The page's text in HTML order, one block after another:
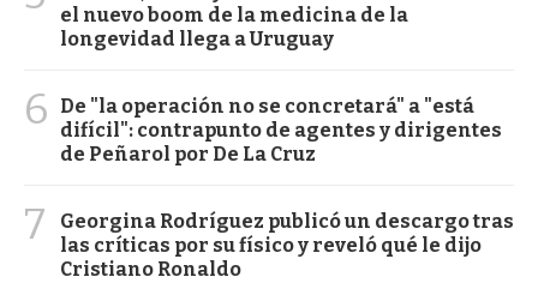
el nuevo boom de la medicina de la
longevidad llega a Uruguay
6
De "la operación no se concretará" a "está
difícil": contrapunto de agentes y dirigentes
de Peñarol por De La Cruz
7
Georgina Rodríguez publicó un descargo tras
las críticas por su físico y reveló qué le dijo
Cristiano Ronaldo